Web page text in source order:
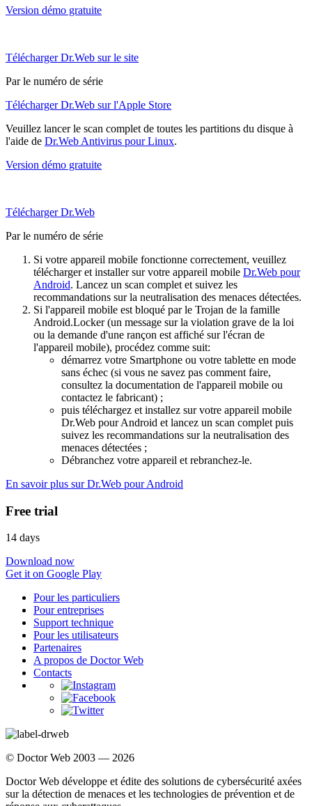
Version démo gratuite
Télécharger Dr.Web sur le site
Par le numéro de série
Télécharger Dr.Web sur l'Apple Store
Veuillez lancer le scan complet de toutes les partitions du disque à
l'aide de Dr.Web Antivirus pour Linux.
Version démo gratuite
Télécharger Dr.Web
Par le numéro de série
Si votre appareil mobile fonctionne correctement, veuillez
télécharger et installer sur votre appareil mobile Dr.Web pour
Android. Lancez un scan complet et suivez les
recommandations sur la neutralisation des menaces détectées.
Si l'appareil mobile est bloqué par le Trojan de la famille
Android.Locker (un message sur la violation grave de la loi
ou la demande d'une rançon est affiché sur l'écran de
l'appareil mobile), procédez comme suit:
démarrez votre Smartphone ou votre tablette en mode
sans échec (si vous ne savez pas comment faire,
consultez la documentation de l'appareil mobile ou
contactez le fabricant) ;
puis téléchargez et installez sur votre appareil mobile
Dr.Web pour Android et lancez un scan complet puis
suivez les recommandations sur la neutralisation des
menaces détectées ;
Débranchez votre appareil et rebranchez-le.
En savoir plus sur Dr.Web pour Android
Free trial
14 days
Download now
Get it on Google Play
Pour les particuliers
Pour entreprises
Support technique
Pour les utilisateurs
Partenaires
A propos de Doctor Web
Contacts
© Doctor Web 2003 — 2026
Doctor Web développe et édite des solutions de cybersécurité axées
sur la détection de menaces et les technologies de prévention et de